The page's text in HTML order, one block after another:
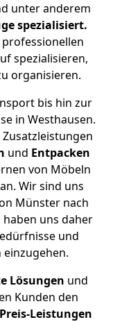
unter anderem
spezialisiert.
spezialisieren,
organisieren.
bis hin zur
in Westhausen.
und Entpacken
von Möbeln
Wir sind uns
Münster nach
uns daher
und
Lösungen und
Kunden den
Leistungen